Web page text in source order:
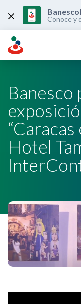
content
Conoce y
Banesco
Hotel